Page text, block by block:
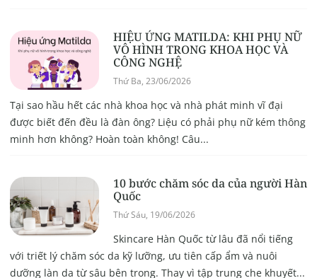
HIỆU ỨNG MATILDA: KHI PHỤ NỮ
VÔ HÌNH TRONG KHOA HỌC VÀ
CÔNG NGHỆ
Thứ Ba, 23/06/2026
Tại sao hầu hết các nhà khoa học và nhà phát minh vĩ đại
được biết đến đều là đàn ông? Liệu có phải phụ nữ kém thông
minh hơn không? Hoàn toàn không! Câu...
10 bước chăm sóc da của người Hàn
Quốc
Thứ Sáu, 19/06/2026
Skincare Hàn Quốc từ lâu đã nổi tiếng
với triết lý chăm sóc da kỹ lưỡng, ưu tiên cấp ẩm và nuôi
dưỡng làn da từ sâu bên trong. Thay vì tập trung che khuyết...